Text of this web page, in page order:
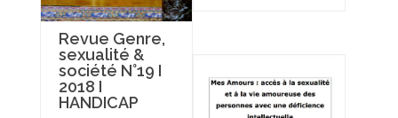
Revue Genre,
sexualité &
société N°19 I
2018 I
HANDICAP